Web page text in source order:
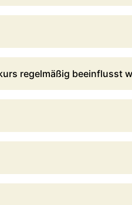
regelmäßig beeinflusst